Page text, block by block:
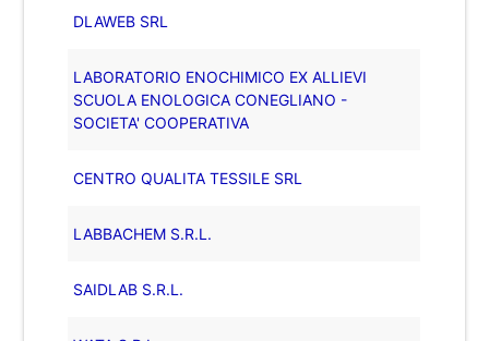
DLAWEB SRL
LABORATORIO ENOCHIMICO EX ALLIEVI
SCUOLA ENOLOGICA CONEGLIANO -
SOCIETA' COOPERATIVA
CENTRO QUALITA TESSILE SRL
LABBACHEM S.R.L.
SAIDLAB S.R.L.